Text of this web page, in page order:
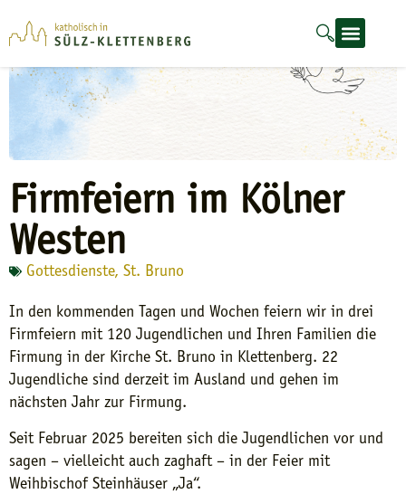
Firmfeiern im Kölner
Westen
Gottesdienste, St. Bruno
In den kommenden Tagen und Wochen feiern wir in drei
Firmfeiern mit 120 Jugendlichen und Ihren Familien die
Firmung in der Kirche St. Bruno in Klettenberg. 22
Jugendliche sind derzeit im Ausland und gehen im
nächsten Jahr zur Firmung.
Seit Februar 2025 bereiten sich die Jugendlichen vor und
sagen – vielleicht auch zaghaft – in der Feier mit
Weihbischof Steinhäuser „Ja“.